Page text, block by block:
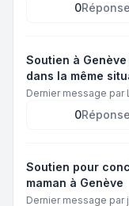
0
Soutien à
dans la même
Dernier message par
0
Soutien pour
maman à Genève
Dernier message par